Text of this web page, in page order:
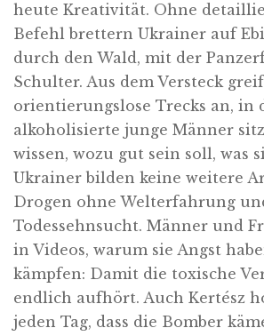
heute Kreativität. Ohne
Befehl brettern Ukrainer auf
durch den Wald, mit der
Schulter. Aus dem Versteck
orientierungslose Trecks an, in
alkoholisierte junge Männer
wissen, wozu gut sein soll, was
Ukrainer bilden keine weitere
Drogen ohne Welterfahrung
Todessehnsucht. Männer und
in Videos, warum sie Angst
kämpfen: Damit die toxische
endlich aufhört. Auch Kertész
jeden Tag, dass die Bomber